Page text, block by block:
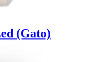
(Gato)